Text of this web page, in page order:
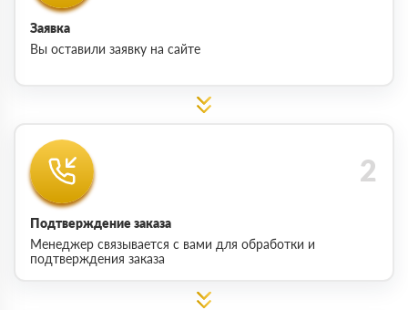
Заявка
Вы оставили заявку на сайте
Подтверждение заказа
Менеджер связывается с вами для обработки и
подтверждения заказа